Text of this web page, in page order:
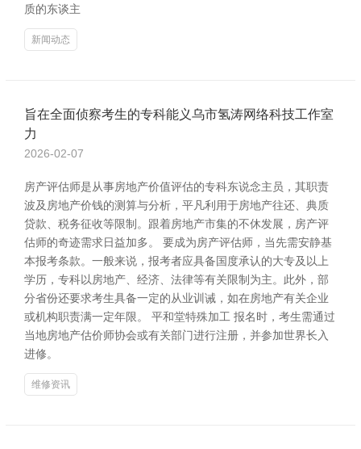
质的东谈主
新闻动态
旨在全面侦察考生的专科能义乌市氢涛网络科技工作室
力
2026-02-07
房产评估师是从事房地产价值评估的专科东说念主员，其职责
波及房地产价钱的测算与分析，平凡利用于房地产往还、典质
贷款、税务征收等限制。跟着房地产市集的不休发展，房产评
估师的奇迹需求日益加多。 要成为房产评估师，当先需安静基
本报考条款。一般来说，报考者应具备国度承认的大专及以上
学历，专科以房地产、经济、法律等有关限制为主。此外，部
分省份还要求考生具备一定的从业训诫，如在房地产有关企业
或机构职责满一定年限。 平和堂特殊加工 报名时，考生需通过
当地房地产估价师协会或有关部门进行注册，并参加世界长入
进修。
维修资讯